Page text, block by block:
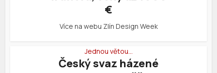
€
Více na webu Zlín Design Week
Jednou větou…
Český svaz házené